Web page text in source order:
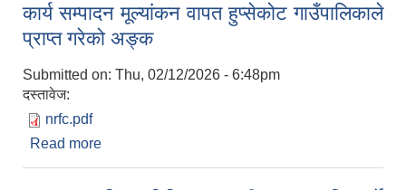
कार्य सम्पादन मूल्यांकन वापत हुप्सेकोट गाउँपालिकाले
प्राप्त गरेको अङ्क
Submitted on: Thu, 02/12/2026 - 6:48pm
दस्तावेज:
nrfc.pdf
Read more